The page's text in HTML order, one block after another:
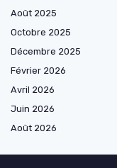
Août 2025
Octobre 2025
Décembre 2025
Février 2026
Avril 2026
Juin 2026
Août 2026